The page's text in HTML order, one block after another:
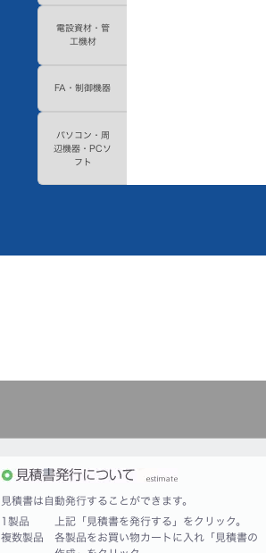
電設資材・管
工機材
FA・制御機器
パソコン・周
辺機器・PCソ
フト
見積書は自動発行することができます。
1製品
上記「見積書を発行する」をクリック。
複数製品
各製品をお買い物カートに入れ「見積書の